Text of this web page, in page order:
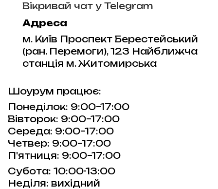
Вікривай чат у Telegram
Адреса
м. Київ Проспект Берестейський
(ран. Перемоги), 123 Найближча
станція м. Житомирська
Шоурум працює:
Понеділок: 9:00–17:00
Вівторок: 9:00–17:00
Середа: 9:00–17:00
Четвер: 9:00–17:00
П'ятниця: 9:00–17:00
Субота: 10:00-13:00
Неділя: вихідний